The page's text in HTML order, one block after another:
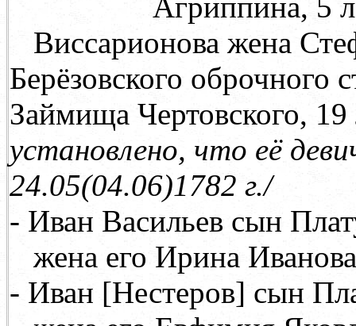
Виссарионова жена
Берёзовского оброчного
Займища Чертовского, 19
установлено, что её
24.05(04.06)1782 г./
- Иван Васильев сын
жена его Ирина
- Иван [Нестеров] сын